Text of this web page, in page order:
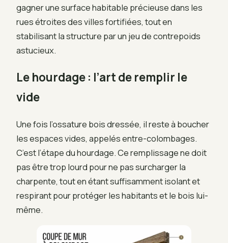
gagner une surface habitable précieuse dans les
rues étroites des villes fortifiées, tout en
stabilisant la structure par un jeu de contrepoids
astucieux.
Le hourdage : l’art de remplir le
vide
Une fois l’ossature bois dressée, il reste à boucher
les espaces vides, appelés entre-colombages.
C’est l’étape du hourdage. Ce remplissage ne doit
pas être trop lourd pour ne pas surcharger la
charpente, tout en étant suffisamment isolant et
respirant pour protéger les habitants et le bois lui-
même.